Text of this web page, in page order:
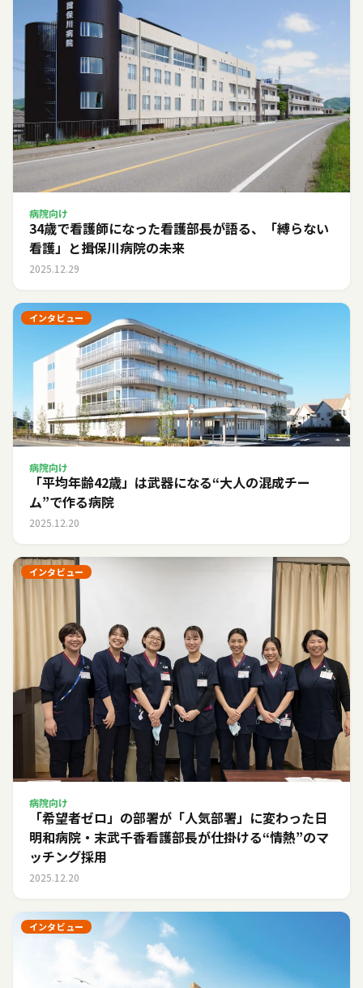
病院向け
34歳で看護師になった看護部長が語る、「縛らない
看護」と揖保川病院の未来
2025.12.29
インタビュー
病院向け
「平均年齢42歳」は武器になる――“大人の混成チー
ム”で作る病院
2025.12.20
インタビュー
病院向け
「希望者ゼロ」の部署が「人気部署」に変わった日――
明和病院・末武千香看護部長が仕掛ける“情熱”のマ
ッチング採用
2025.12.20
インタビュー